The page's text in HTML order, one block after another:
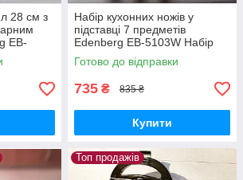
28 см з
EB-
з
Набір кухонних ножів у
підставці 7 предметів
Edenberg EB-5103W Набір
ножів у колоді
Готово до відправки
735 ₴ 835 ₴
Купити
Топ продажів